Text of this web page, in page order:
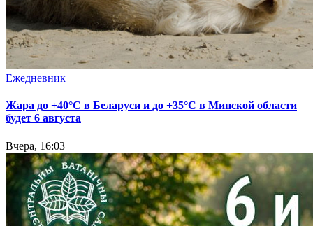
Ежедневник
Жара до +40°С в Беларуси и до +35°С в Минской области
будет 6 августа
Вчера, 16:03